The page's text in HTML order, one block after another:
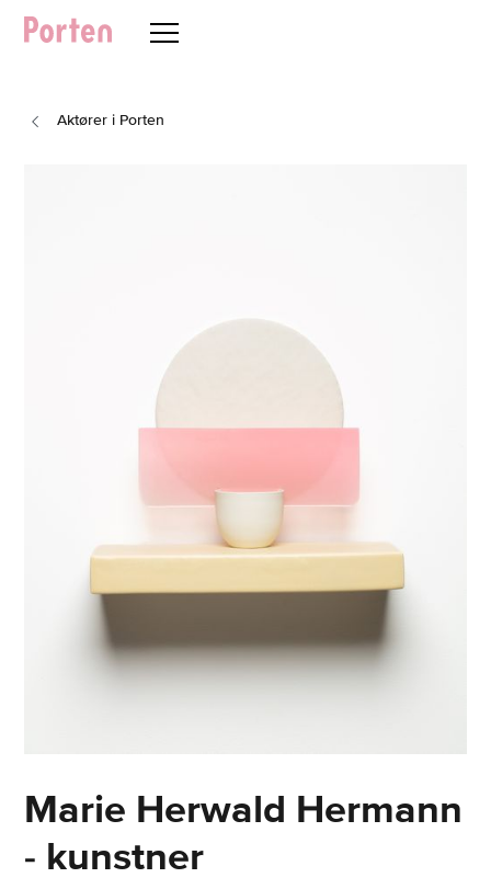
Aktører i Porten
Marie Herwald Hermann
- kunstner